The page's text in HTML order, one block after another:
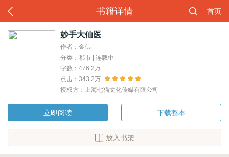
书籍详情 首页
妙手大仙医
作者：金佛
分类：都市 | 连载中
字数：476.2万
点击：343.2万
授权方：上海七猫文化传媒有限公司
立即阅读 下载整本
放入书架